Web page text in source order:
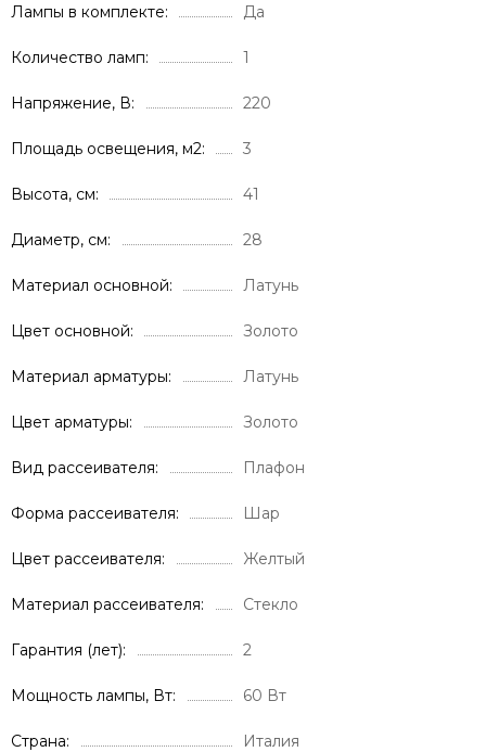
Лампы в комплекте Да
Количество ламп 1
Напряжение, В 220
Площадь освещения, м2 3
Высота, см 41
Диаметр, см 28
Материал основной Латунь
Цвет основной Золото
Материал арматуры Латунь
Цвет арматуры Золото
Вид рассеивателя Плафон
Форма рассеивателя Шар
Цвет рассеивателя Желтый
Материал рассеивателя Стекло
Гарантия (лет) 2
Мощность лампы, Вт 60 Вт
Страна Италия